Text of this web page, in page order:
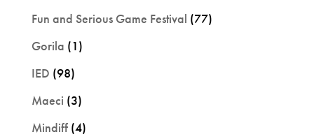
Fun and Serious Game Festival (77)
Gorila (1)
IED (98)
Maeci (3)
Mindiff(4)